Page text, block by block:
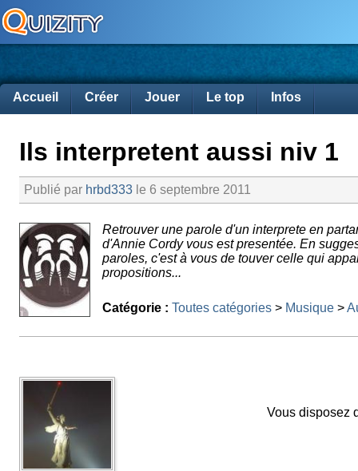
Accueil Créer Jouer Le top Infos
Ils interpretent aussi niv 1
Publié par hrbd333 le 6 septembre 2011
Retrouver une parole d'un interprete en
d'Annie Cordy vous est presentée. En
paroles, c'est à vous de touver celle qui
propositions...
Catégorie : Toutes catégories > Musique >
Vous disposez